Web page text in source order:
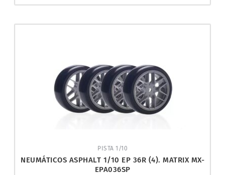
PISTA 1/10
NEUMÁTICOS ASPHALT 1/10 EP 36R (4). MATRIX MX-
EPA036SP